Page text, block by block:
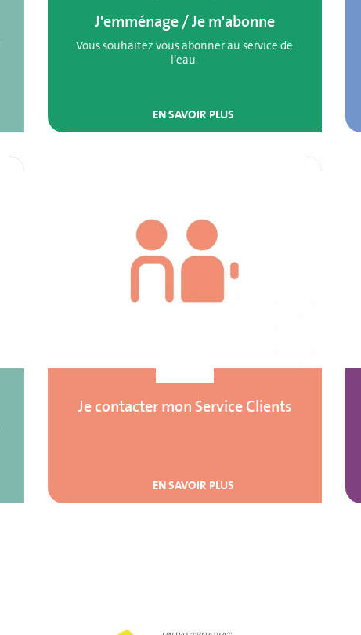
J'emménage / Je m'abonne
Vous souhaitez vous abonner au service de
l’eau.
EN SAVOIR PLUS
Je contacter mon Service Clients
EN SAVOIR PLUS